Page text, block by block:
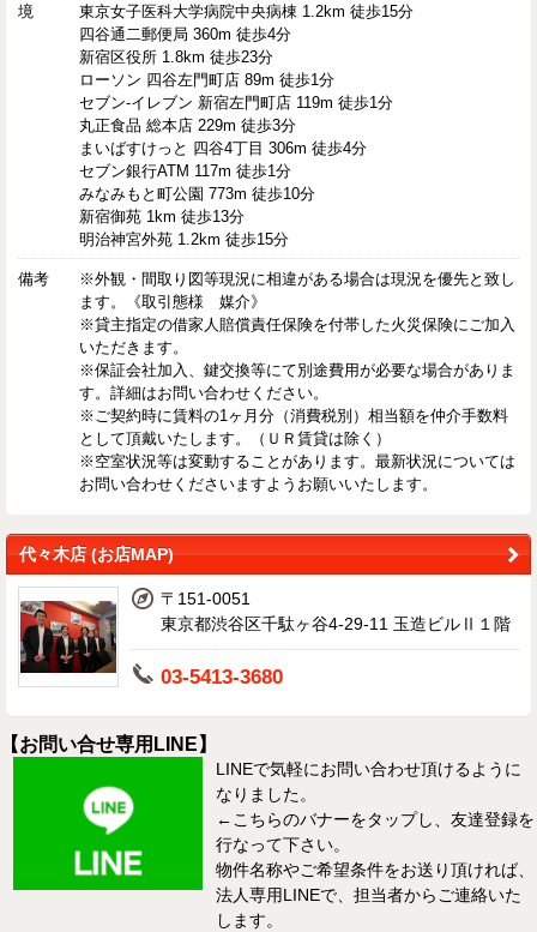
境
東京女子医科大学病院中央病棟 1.2km 徒歩15分
四谷通二郵便局 360m 徒歩4分
新宿区役所 1.8km 徒歩23分
ローソン 四谷左門町店 89m 徒歩1分
セブン-イレブン 新宿左門町店 119m 徒歩1分
丸正食品 総本店 229m 徒歩3分
まいばすけっと 四谷4丁目 306m 徒歩4分
セブン銀行ATM 117m 徒歩1分
みなみもと町公園 773m 徒歩10分
新宿御苑 1km 徒歩13分
明治神宮外苑 1.2km 徒歩15分
備考
※外観・間取り図等現況に相違がある場合は現況を優先と致し
ます。《取引態様 媒介》
※貸主指定の借家人賠償責任保険を付帯した火災保険にご加入
いただきます。
※保証会社加入、鍵交換等にて別途費用が必要な場合がありま
す。詳細はお問い合わせください。
※ご契約時に賃料の1ヶ月分（消費税別）相当額を仲介手数料
として頂戴いたします。（ＵＲ賃貸は除く）
※空室状況等は変動することがあります。最新状況については
お問い合わせくださいますようお願いいたします。
代々木店 (お店MAP)
〒151-0051
東京都渋谷区千駄ヶ谷4-29-11 玉造ビルⅡ１階
03-5413-3680
【お問い合せ専用LINE】
LINEで気軽にお問い合わせ頂けるように
なりました。
←こちらのバナーをタップし、友達登録を
行なって下さい。
物件名称やご希望条件をお送り頂ければ、
法人専用LINEで、担当者からご連絡いた
します。